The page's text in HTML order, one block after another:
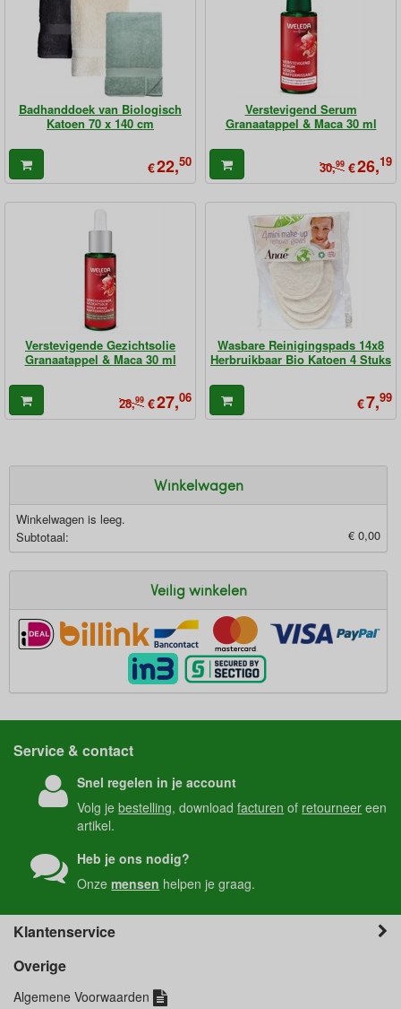
Badhanddoek van Biologisch
Katoen 70 x 140 cm
€22,50
Verstevigend Serum
Granaatappel & Maca 30 ml
30,99 €26,19
Verstevigende Gezichtsolie
Granaatappel & Maca 30 ml
28,99 €27,06
Wasbare Reinigingspads 14x8
Herbruikbaar Bio Katoen 4 Stuks
€7,99
Winkelwagen
Winkelwagen is leeg.
Subtotaal:
€ 0,00
Veilig winkelen
Service & contact
Snel regelen in je account
Volg jebestelling, downloadfacturen of retourneer een
artikel.
Heb je ons nodig?
Onzemensen helpen je graag.
Klantenservice
Overige
Algemene Voorwaarden